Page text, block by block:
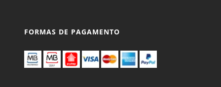
FORMAS DE PAGAMENTO